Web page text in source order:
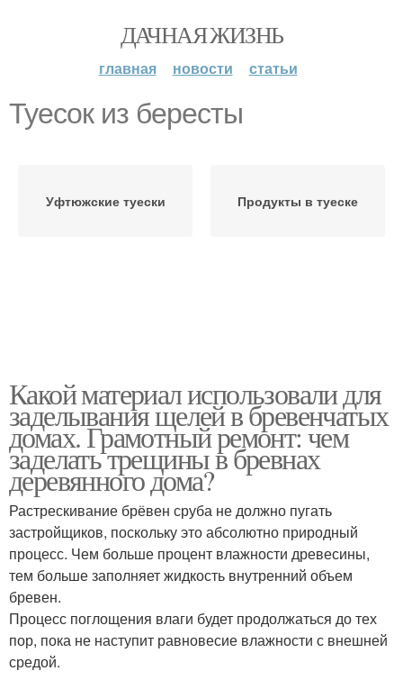
ДАЧНАЯ ЖИЗНЬ
главная новости статьи
Туесок из бересты
Уфтюжские туески Продукты в туеске
Какой материал использовали для
заделывания щелей в бревенчатых
домах. Грамотный ремонт: чем
заделать трещины в бревнах
деревянного дома?
Растрескивание брёвен сруба не должно пугать
застройщиков, поскольку это абсолютно природный
процесс. Чем больше процент влажности древесины,
тем больше заполняет жидкость внутренний объем
бревен.
Процесс поглощения влаги будет продолжаться до тех
пор, пока не наступит равновесие влажности с внешней
средой.